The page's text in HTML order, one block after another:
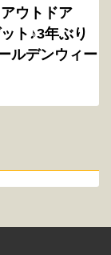
ウトドア
ト♪3年ぶり
ルデンウィー